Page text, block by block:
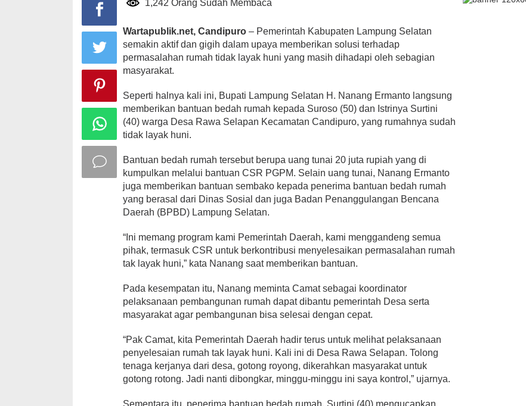
1,242 Orang Sudah Membaca
Wartapublik.net, Candipuro – Pemerintah Kabupaten Lampung Selatan
semakin aktif dan gigih dalam upaya memberikan solusi terhadap
permasalahan rumah tidak layak huni yang masih dihadapi oleh sebagian
masyarakat.
Seperti halnya kali ini, Bupati Lampung Selatan H. Nanang Ermanto langsung
memberikan bantuan bedah rumah kepada Suroso (50) dan Istrinya Surtini
(40) warga Desa Rawa Selapan Kecamatan Candipuro, yang rumahnya sudah
tidak layak huni.
Bantuan bedah rumah tersebut berupa uang tunai 20 juta rupiah yang di
kumpulkan melalui bantuan CSR PGPM. Selain uang tunai, Nanang Ermanto
juga memberikan bantuan sembako kepada penerima bantuan bedah rumah
yang berasal dari Dinas Sosial dan juga Badan Penanggulangan Bencana
Daerah (BPBD) Lampung Selatan.
“Ini memang program kami Pemerintah Daerah, kami menggandeng semua
pihak, termasuk CSR untuk berkontribusi menyelesaikan permasalahan rumah
tak layak huni,” kata Nanang saat memberikan bantuan.
Pada kesempatan itu, Nanang meminta Camat sebagai koordinator
pelaksanaan pembangunan rumah dapat dibantu pemerintah Desa serta
masyarakat agar pembangunan bisa selesai dengan cepat.
“Pak Camat, kita Pemerintah Daerah hadir terus untuk melihat pelaksanaan
penyelesaian rumah tak layak huni. Kali ini di Desa Rawa Selapan. Tolong
tenaga kerjanya dari desa, gotong royong, dikerahkan masyarakat untuk
gotong rotong. Jadi nanti dibongkar, minggu-minggu ini saya kontrol,” ujarnya.
Sementara itu, penerima bantuan bedah rumah, Surtini (40) mengucapkan